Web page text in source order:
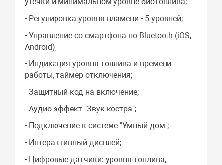
- Регулировка уровня пламени - 5 уровней;
- Управление со смартфона по Bluetooth (iOS,
Android);
- Индикация уровня топлива и времени
работы, таймер отключения;
- Защитный код на включение;
- Аудио эффект "Звук костра";
- Подключение к системе "Умный дом";
- Интерактивный дисплей;
- Цифровые датчики: уровня топлива,